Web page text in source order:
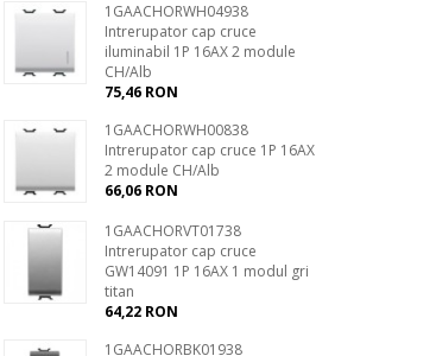
1GAACHORWH04938
Intrerupator cap cruce
iluminabil 1P 16AX 2 module
CH/Alb
75,46 RON
1GAACHORWH00838
Intrerupator cap cruce 1P 16AX
2 module CH/Alb
66,06 RON
1GAACHORVT01738
Intrerupator cap cruce
GW14091 1P 16AX 1 modul gri
titan
64,22 RON
1GAACHORBK01938